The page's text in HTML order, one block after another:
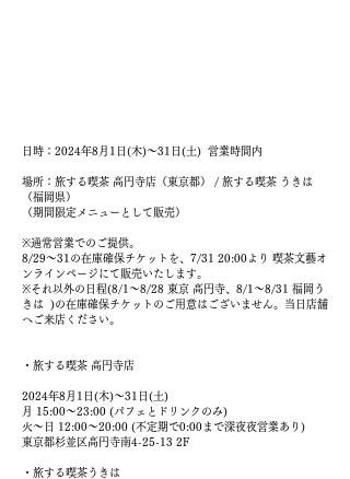
日時：2024年8月1日(木)〜31日(土) 営業時間内
場所：旅する喫茶 高円寺店（東京都） / 旅する喫茶 うきは
（福岡県）
（期間限定メニューとして販売）
※通常営業でのご提供。
8/29〜31の在庫確保チケットを、7/31 20:00より 喫茶文藝オ
ンラインページにて販売いたします。
※それ以外の日程(8/1～8/28 東京 高円寺、8/1～8/31 福岡う
きは )の在庫確保チケットのご用意はございません。当日店舗
へご来店ください。
・旅する喫茶 高円寺店
2024年8月1日(木)〜31日(土)
月 15:00〜23:00 (パフェとドリンクのみ)
火〜日 12:00〜20:00 (不定期で0:00まで深夜夜営業あり)
東京都杉並区高円寺南4-25-13 2F
・旅する喫茶うきは